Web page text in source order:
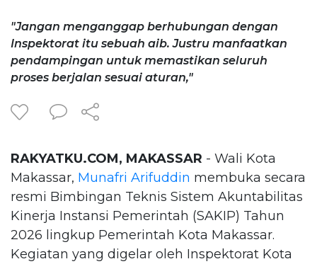
"Jangan menganggap berhubungan dengan
Inspektorat itu sebuah aib. Justru manfaatkan
pendampingan untuk memastikan seluruh
proses berjalan sesuai aturan,"
RAKYATKU.COM, MAKASSAR - Wali Kota
Makassar, Munafri Arifuddin membuka secara
resmi Bimbingan Teknis Sistem Akuntabilitas
Kinerja Instansi Pemerintah (SAKIP) Tahun
2026 lingkup Pemerintah Kota Makassar.
Kegiatan yang digelar oleh Inspektorat Kota